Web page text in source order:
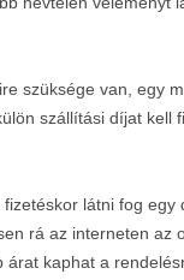
szüksége van, egy
szállítási díjat kell
látni fog egy
rá az interneten az
kaphat a